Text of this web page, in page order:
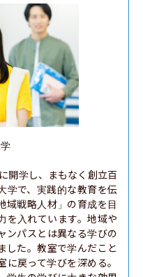
開学し、まもなく創立百
学で、実践的な教育を伝
域戦略人材」の育成を目
を入れています。地域や
ンパスとは異なる学びの
した。教室で学んだこと
戻って学びを深める。